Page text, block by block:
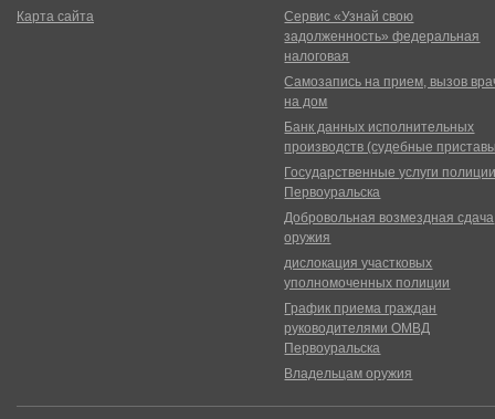
Карта сайта
Сервис «Узнай свою
задолженность» федеральная
налоговая
Самозапись на прием, вызов
на дом
Банк данных исполнительных
производств (судебные
Государственные услуги
Первоуральска
Добровольная возмездная сдача
оружия
дислокация участковых
уполномоченных полиции
График приема граждан
руководителями ОМВД
Первоуральска
Владельцам оружия